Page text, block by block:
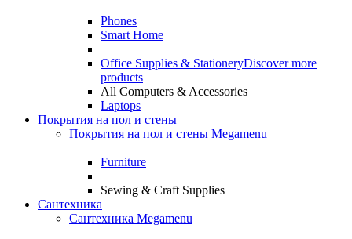
Phones
Smart Home
Office Supplies & StationeryDiscover more
products
All Computers & Accessories
Laptops
Покрытия на пол и стены
Покрытия на пол и стены Megamenu
Furniture
Sewing & Craft Supplies
Сантехника
Сантехника Megamenu